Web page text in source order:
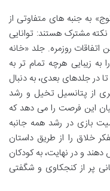
به جنبه های متفاوتی از
مشترک هستند: توانایی
اتفاقات روزمره. جلد «خانه
به زیبایی هرچه تمام تر به
در جلدهای بعدی، به دنبال
از پتانسیل تخیل و رشد
این فرصت را می دهد که
بازی در رشد همه جانبه
خلاق را از طریق داستان
و در نهایت، به کودکان
پر از کنجکاوی و شگفتی